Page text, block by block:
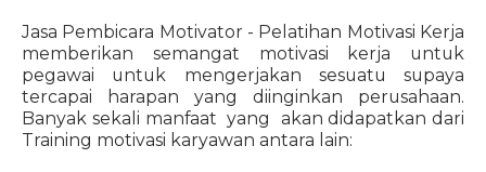
Jasa Pembicara Motivator - Pelatihan Motivasi Kerja
memberikan semangat motivasi kerja untuk
pegawai untuk mengerjakan sesuatu supaya
tercapai harapan yang diinginkan perusahaan.
Banyak sekali manfaat yang akan didapatkan dari
Training motivasi karyawan antara lain: